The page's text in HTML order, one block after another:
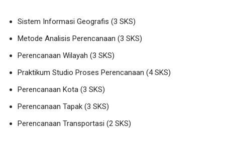
Sistem Informasi Geografis (3 SKS)
Metode Analisis Perencanaan (3 SKS)
Perencanaan Wilayah (3 SKS)
Praktikum Studio Proses Perencanaan (4 SKS)
Perencanaan Kota (3 SKS)
Perencanaan Tapak (3 SKS)
Perencanaan Transportasi (2 SKS)